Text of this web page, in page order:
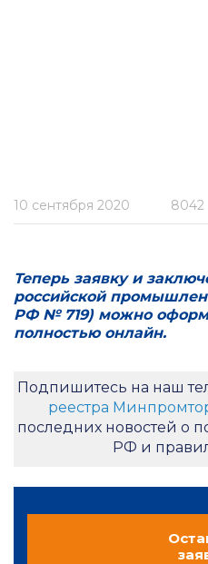
10 сентября 2020 8042
Теперь заявку и
российской
РФ № 719) можно
полностью онлайн.
Подпишитесь на наш
реестра
последних новостей о
РФ и